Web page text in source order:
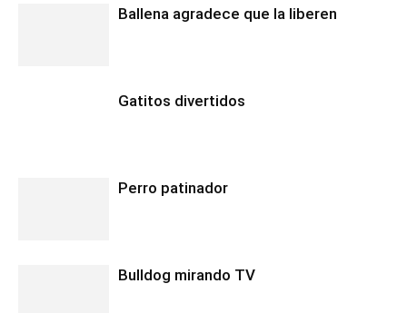
Ballena agradece que la liberen
Gatitos divertidos
Perro patinador
Bulldog mirando TV